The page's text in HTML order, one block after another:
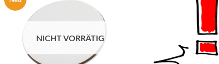
Wunschliste
hinzufügen
NICHT VORRÄTIG